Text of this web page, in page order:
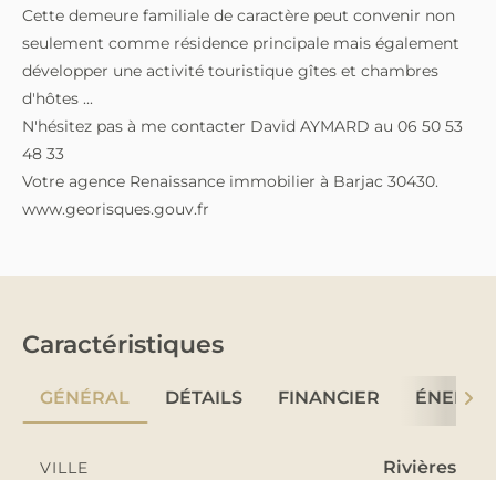
Cette demeure familiale de caractère peut convenir non
seulement comme résidence principale mais également
développer une activité touristique gîtes et chambres
d'hôtes ...
N'hésitez pas à me contacter David AYMARD au 06 50 53
48 33
Votre agence Renaissance immobilier à Barjac 30430.
www.georisques.gouv.fr
Caractéristiques
GÉNÉRAL DÉTAILS FINANCIER
VILLE Rivières